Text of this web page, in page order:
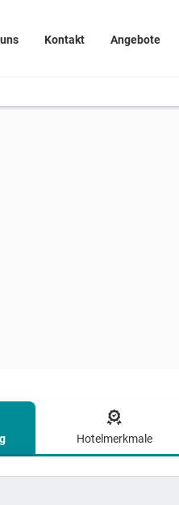
Kontakt Angebote
Hotelmerkmale